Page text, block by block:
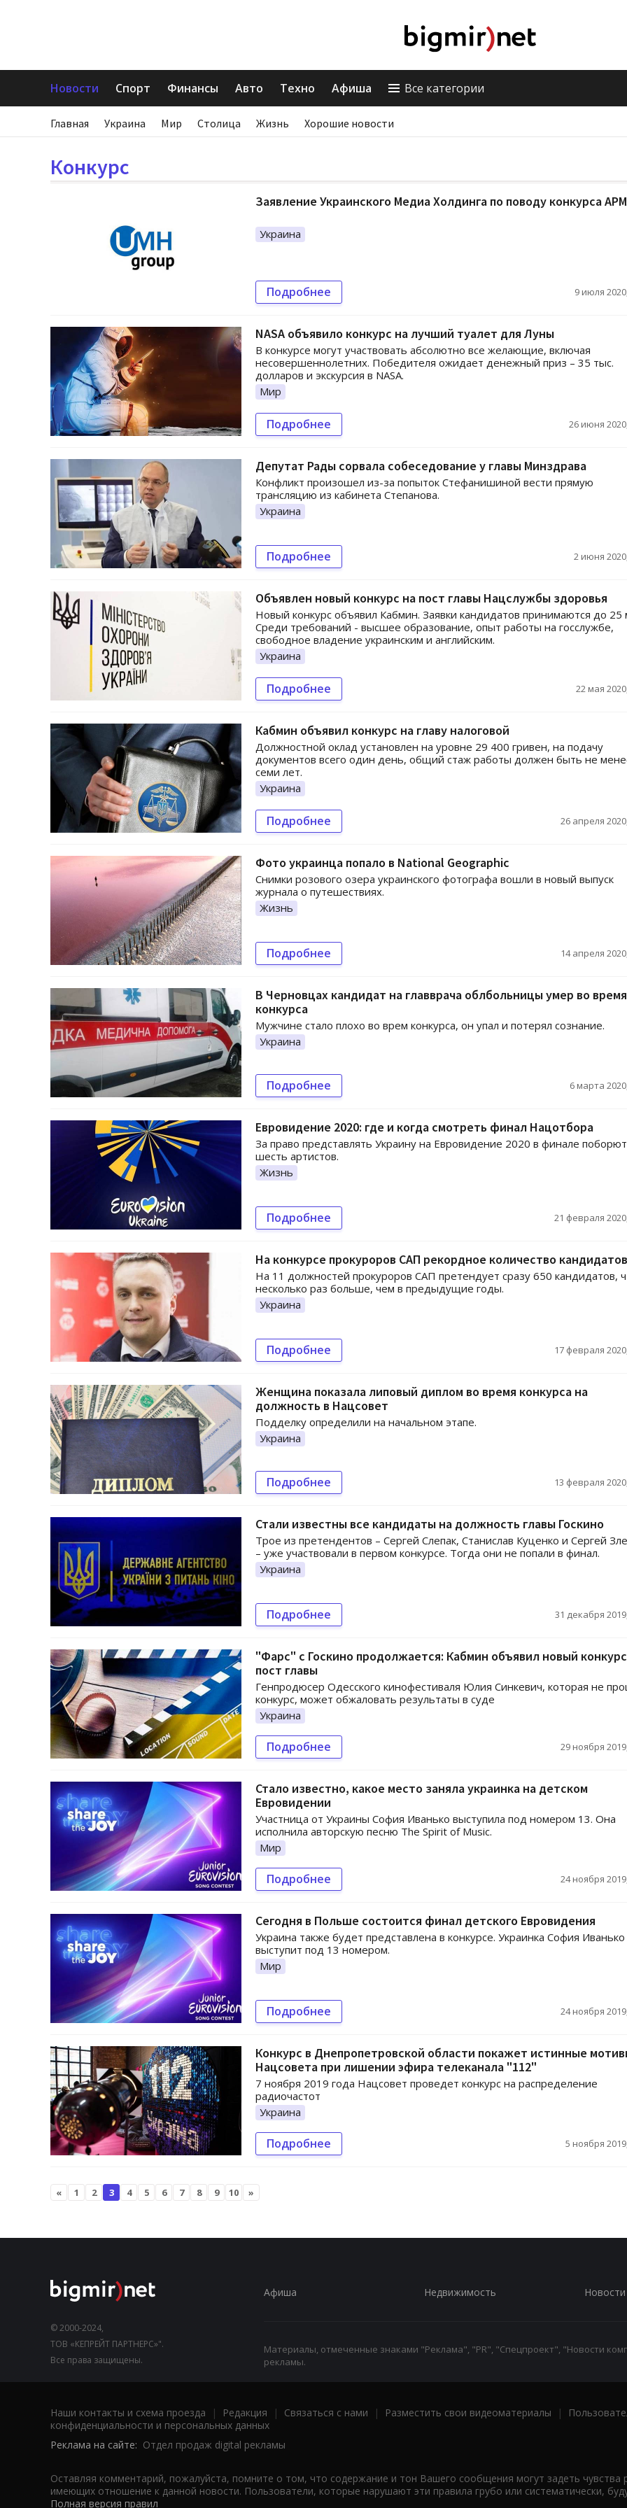
Новости Спорт Финансы Авто Техно Афиша Все категории
Главная Украина Мир Столица Жизнь Хорошие новости
Конкурс
Заявление Украинского Медиа Холдинга по поводу конкурса
Украина
Подробнее 9 июля
NASA объявило конкурс на лучший туалет для Луны
В конкурсе могут участвовать абсолютно все желающие, включая
несовершеннолетних. Победителя ожидает денежный приз – 35 тыс.
долларов и экскурсия в NASA.
Мир
Подробнее 26 июня
Депутат Рады сорвала собеседование у главы Минздрава
Конфликт произошел из-за попыток Стефанишиной вести прямую
трансляцию из кабинета Степанова.
Украина
Подробнее 2 июня
Объявлен новый конкурс на пост главы Нацслужбы здоровья
Новый конкурс объявил Кабмин. Заявки кандидатов принимаются до 25
Среди требований - высшее образование, опыт работы на госслужбе,
свободное владение украинским и английским.
Украина
Подробнее 22 мая
Кабмин объявил конкурс на главу налоговой
Должностной оклад установлен на уровне 29 400 гривен, на подачу
документов всего один день, общий стаж работы должен быть не
семи лет.
Украина
Подробнее 26 апреля
Фото украинца попало в National Geographic
Снимки розового озера украинского фотографа вошли в новый выпуск
журнала о путешествиях.
Жизнь
Подробнее 14 апреля
В Черновцах кандидат на главврача облбольницы умер во время
конкурса
Мужчине стало плохо во врем конкурса, он упал и потерял сознание.
Украина
Подробнее 6 марта
Евровидение 2020: где и когда смотреть финал Нацотбора
За право представлять Украину на Евровидение 2020 в финале
шесть артистов.
Жизнь
Подробнее 21 февраля
На конкурсе прокуроров САП рекордное количество кандидатов
На 11 должностей прокуроров САП претендует сразу 650 кандидатов,
несколько раз больше, чем в предыдущие годы.
Украина
Подробнее 17 февраля
Женщина показала липовый диплом во время конкурса на
должность в Нацсовет
Подделку определили на начальном этапе.
Украина
Подробнее 13 февраля
Стали известны все кандидаты на должность главы Госкино
Трое из претендентов – Сергей Слепак, Станислав Куценко и Сергей
– уже участвовали в первом конкурсе. Тогда они не попали в финал.
Украина
Подробнее 31 декабря
"Фарс" с Госкино продолжается: Кабмин объявил новый
пост главы
Генпродюсер Одесского кинофестиваля Юлия Синкевич, которая не
конкурс, может обжаловать результаты в суде
Украина
Подробнее 29 ноября
Стало известно, какое место заняла украинка на детском
Евровидении
Участница от Украины София Иванько выступила под номером 13. Она
исполнила авторскую песню The Spirit of Music.
Мир
Подробнее 24 ноября
Сегодня в Польше состоится финал детского Евровидения
Украина также будет представлена в конкурсе. Украинка София Иванько
выступит под 13 номером.
Мир
Подробнее 24 ноября
Конкурс в Днепропетровской области покажет истинные
Нацсовета при лишении эфира телеканала "112"
7 ноября 2019 года Нацсовет проведет конкурс на распределение
радиочастот
Украина
Подробнее 5 ноября
« 1 2 3 4 5 6 7 8 9 10 »
© 2000-2024,
ТОВ «КЕПРЕЙТ ПАРТНЕРС»".
Все права защищены.
Афиша Недвижимость Новости
Материалы, отмеченные знаками "Реклама", "PR", "Спецпроект", "Новости
рекламы.
Наши контакты и схема проезда | Редакция | Связаться с нами | Разместить свои видеоматериалы |
конфиденциальности и персональных данных
Реклама на сайте: Отдел продаж digital рекламы
Оставляя комментарий, пожалуйста, помните о том, что содержание и тон Вашего сообщения могут задеть чувства
имеющих отношение к данной новости. Пользователи, которые нарушают эти правила грубо или систематически,
Полная версия правил